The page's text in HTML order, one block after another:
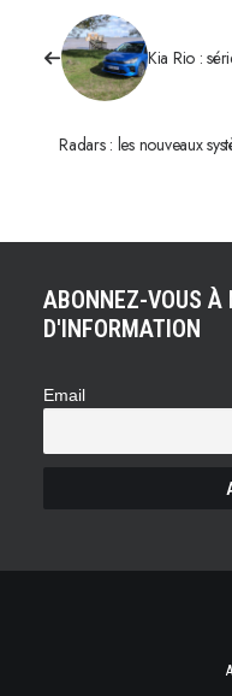
Kia Rio :
Radars : les nouveaux
ABONNEZ-VOUS À
D'INFORMATION
Email